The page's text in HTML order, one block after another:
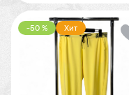
-50 % Хит